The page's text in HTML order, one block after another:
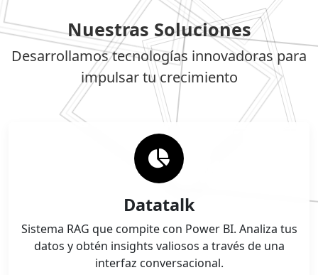
Nuestras Soluciones
Desarrollamos tecnologías innovadoras para
impulsar tu crecimiento
Datatalk
Sistema RAG que compite con Power BI. Analiza tus
datos y obtén insights valiosos a través de una
interfaz conversacional.